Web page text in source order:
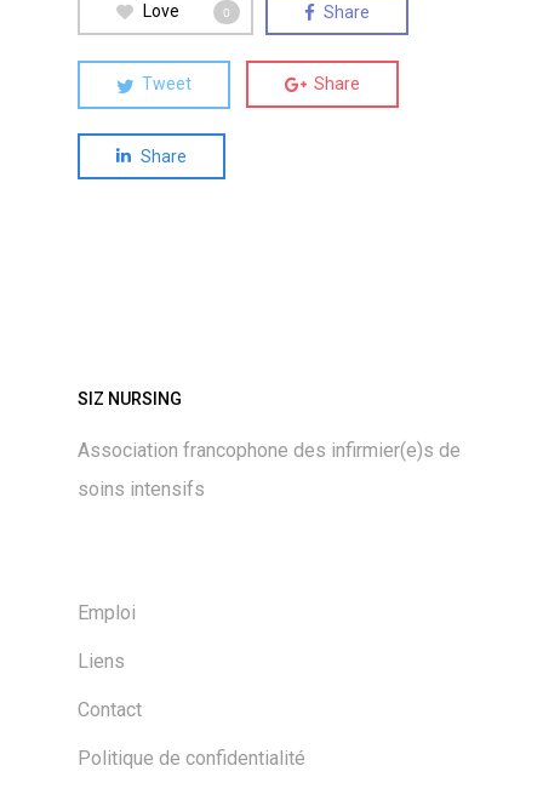
Love 0 Share
Tweet Share
Share
SIZ NURSING
Association francophone des infirmier(e)s de
soins intensifs
Emploi
Liens
Contact
Politique de confidentialité